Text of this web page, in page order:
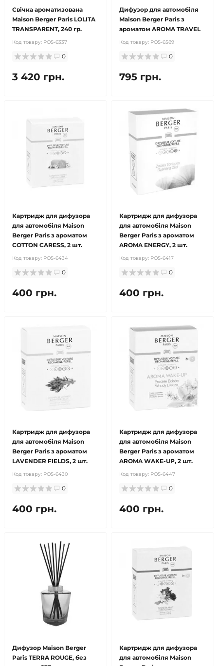
Свічка ароматизована
Maison Berger Paris LOLITA
TRANSPARENT, 240 гр.
Код товару: POS-6337
0
3 420 грн.
Дифузор для автомобіля
Maison Berger Paris з
ароматом AROMA TRAVEL
Код товару: POS-6589
0
795 грн.
Картридж для дифузора
для автомобіля Maison
Berger Paris з ароматом
COTTON CARESS, 2 шт.
Код товару: POS-6434
0
400 грн.
Картридж для дифузора
для автомобіля Maison
Berger Paris з ароматом
AROMA ENERGY, 2 шт.
Код товару: POS-6417
0
400 грн.
Картридж для дифузора
для автомобіля Maison
Berger Paris з ароматом
LAVENDER FIELDS, 2 шт.
Код товару: POS-6430
0
400 грн.
Картридж для дифузора
для автомобіля Maison
Berger Paris з ароматом
AROMA WAKE-UP, 2 шт.
Код товару: POS-6447
0
400 грн.
Дифузор Maison Berger
Paris TERRA ROUGE, без
Картридж для дифузора
для автомобіля Maison